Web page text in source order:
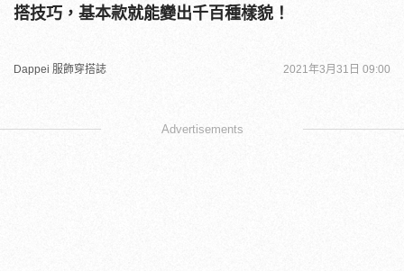
搭技巧，基本款就能變出千百種樣貌！
Dappei 服飾穿搭誌 2021年3月31日 09:00
Advertisements